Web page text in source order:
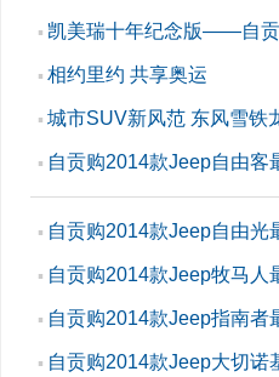
▪ 凯美瑞十年纪念版——自
▪ 相约里约 共享奥运
▪ 城市SUV新风范 东风雪铁
▪ 自贡购2014款Jeep自由客
▪ 自贡购2014款Jeep自由光
▪ 自贡购2014款Jeep牧马人
▪ 自贡购2014款Jeep指南者
▪ 自贡购2014款Jeep大切诺